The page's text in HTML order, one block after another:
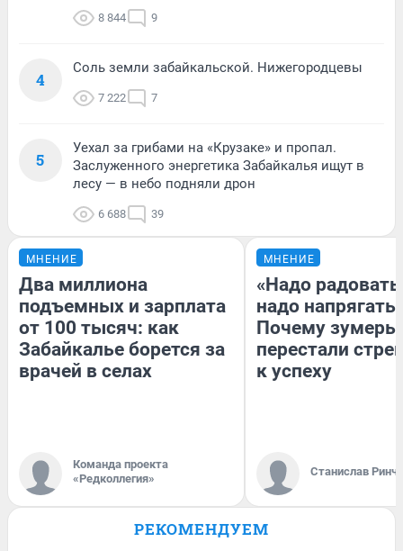
8 844 9
4
Соль земли забайкальской. Нижегородцевы
7 222 7
5
Уехал за грибами на «Крузаке» и пропал.
Заслуженного энергетика Забайкалья ищут в
лесу — в небо подняли дрон
6 688 39
МНЕНИЕ
Два миллиона
подъемных и зарплата
от 100 тысяч: как
Забайкалье борется за
врачей в селах
Команда проекта
«Редколлегия»
МНЕНИЕ
«Надо
надо
Почему зумеры
перестали
к успеху
Станислав
РЕКОМЕНДУЕМ